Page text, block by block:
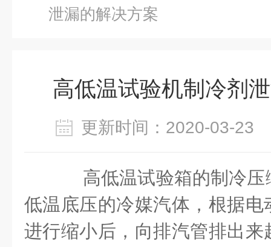
泄漏的解决方案
高低温试验机制冷剂
更新时间：2020-03-
高低温试验箱的制冷压
低温底压的冷媒汽体，根据
进行缩小后，向排汽管排出